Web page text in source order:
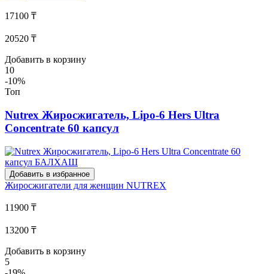
17100 ₸
20520 ₸
Добавить в корзину
10
-10%
Топ
Nutrex Жиросжигатель, Lipo-6 Hers Ultra
Concentrate 60 капсул
Добавить в избранное
Жиросжигатели для женщин NUTREX
11900 ₸
13200 ₸
Добавить в корзину
5